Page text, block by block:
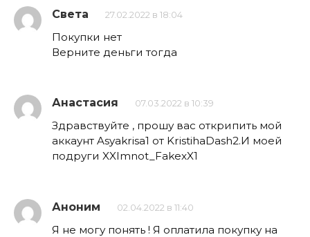
Света 27.02.2022 в 18:04
Покупки нет
Верните деньги тогда
Анастасия 07.03.2022 в 10:39
Здравствуйте , прошу вас открипить мой
аккаунт Asyakrisa1 от KristihaDash2.И моей
подруги XXImnot_FakexX1
Аноним 02.04.2022 в 11:40
Я не могу понять ! Я оплатила покупку на